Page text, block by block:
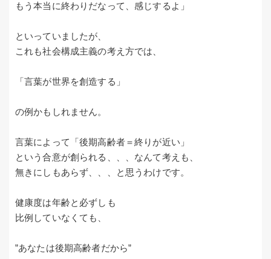
もう本当に終わりだなって、感じするよ」
といっていましたが、
これも社会構成主義の考え方では、
「言葉が世界を創造する」
の例かもしれません。
言葉によって「後期高齢者＝終りが近い」
という合意が創られる、、、なんて考えも、
無きにしもあらず、、、と思うわけです。
健康度は年齢と必ずしも
比例していなくても、
”あなたは後期高齢者だから”